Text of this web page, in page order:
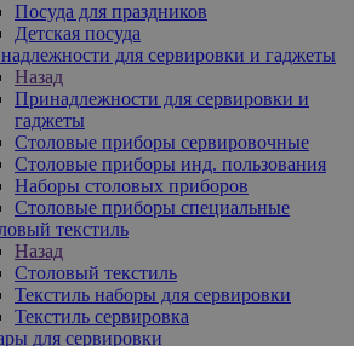
Посуда для праздников
Детская посуда
для сервировки и гаджеты
Назад
Принадлежности для сервировки и
гаджеты
Столовые приборы сервировочные
Столовые приборы инд. пользования
Наборы столовых приборов
Столовые приборы специальные
текстиль
Назад
Столовый текстиль
Текстиль наборы для сервировки
Текстиль сервировка
для сервировки